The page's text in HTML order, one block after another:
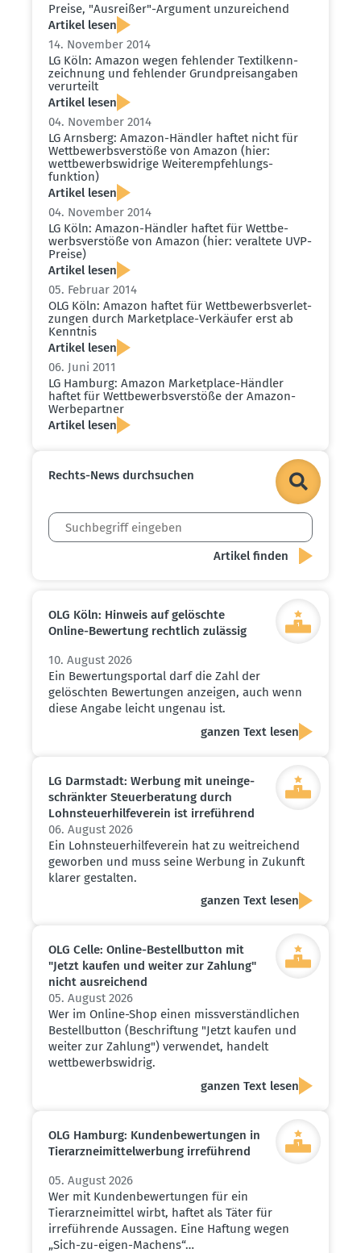
Preise, "Ausreißer"-Argument unzurei­chend
Artikel lesen
14. November 2014
LG Köln: Amazon wegen fehlender Textil­kenn­
zeichnung und fehlender Grund­preis­an­gaben
verur­teilt
Artikel lesen
04. November 2014
LG Arnsberg: Amazon-Händler haftet nicht für
Wettbe­werbs­ver­stöße von Amazon (hier:
wettbe­werbs­widrige Weiter­emp­feh­lungs­
funktion)
Artikel lesen
04. November 2014
LG Köln: Amazon-Händler haftet für Wettbe­
werbs­ver­stöße von Amazon (hier: veraltete UVP-
Preise)
Artikel lesen
05. Februar 2014
OLG Köln: Amazon haftet für Wettbe­werbs­ver­let­
zungen durch Market­place-Verkäufer erst ab
Kenntnis
Artikel lesen
06. Juni 2011
LG Hamburg: Amazon Market­place-Händler
haftet für Wettbe­werbs­ver­stöße der Amazon-
Werbe­partner
Artikel lesen
Rechts-News durch­suchen
OLG Köln: Hinweis auf gelöschte
Online-Bewertung rechtlich zulässig
10. August 2026
Ein Bewertungsportal darf die Zahl der
gelöschten Bewertungen anzeigen, auch wenn
diese Angabe leicht ungenau ist.
ganzen Text lesen
LG Darmstadt: Werbung mit unein­ge­
schränkter Steuer­be­ratung durch
Lohnsteu­er­hil­fe­verein ist irreführend
06. August 2026
Ein Lohnsteuerhilfeverein hat zu weitreichend
geworben und muss seine Werbung in Zukunft
klarer gestalten.
ganzen Text lesen
OLG Celle: Online-Bestell­button mit
"Jetzt kaufen und weiter zur Zahlung"
nicht ausrei­chend
05. August 2026
Wer im Online-Shop einen missverständlichen
Bestellbutton (Beschriftung "Jetzt kaufen und
weiter zur Zahlung") verwendet, handelt
wettbewerbswidrig.
ganzen Text lesen
OLG Hamburg: Kunden­be­wer­tungen in
Tierarz­nei­mit­tel­werbung irreführend
05. August 2026
Wer mit Kundenbewertungen für ein
Tierarzneimittel wirbt, haftet als Täter für
irreführende Aussagen. Eine Haftung wegen
„Sich-zu-eigen-Machens“…